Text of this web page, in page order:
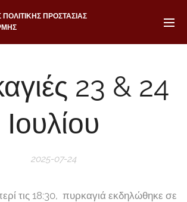
ΠΡΟΣΤΑΣΙΑΣ
23 & 24
Ιουλίου
2025-07-24
τις 18:30, πυρκαγιά εκδηλώθηκε σε